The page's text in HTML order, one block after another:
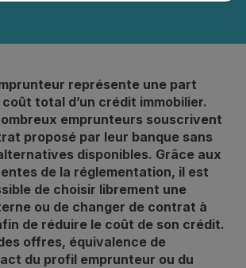
représente une part
total d’un crédit immobilier.
emprunteurs souscrivent
proposé par leur banque sans
disponibles. Grâce aux
de la réglementation, il est
de choisir librement une
ou de changer de contrat à
de réduire le coût de son crédit.
offres, équivalence de
du profil emprunteur ou du